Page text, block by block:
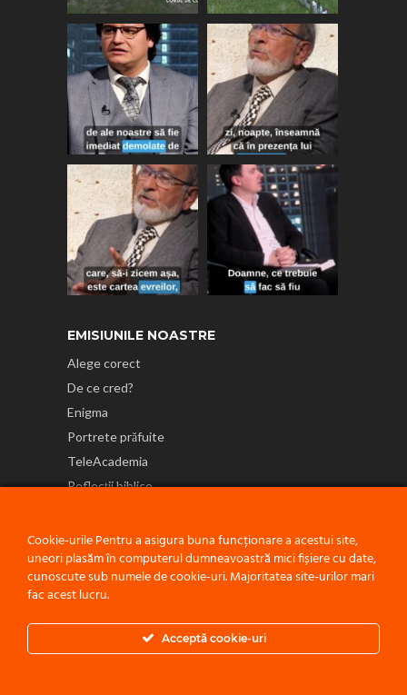
EMISIUNILE NOASTRE
Alege corect
De ce cred?
Enigma
Portrete prăfuite
TeleAcademia
Reflecții biblice
Politică de confidențialitate
Cookie-urile Pentru a asigura buna funcționare a acestui site,
uneori plasăm în computerul dumneavoastră mici fișiere cu date,
cunoscute sub numele de cookie-uri. Majoritatea site-urilor mari
fac acest lucru.
Acceptă cookie-uri